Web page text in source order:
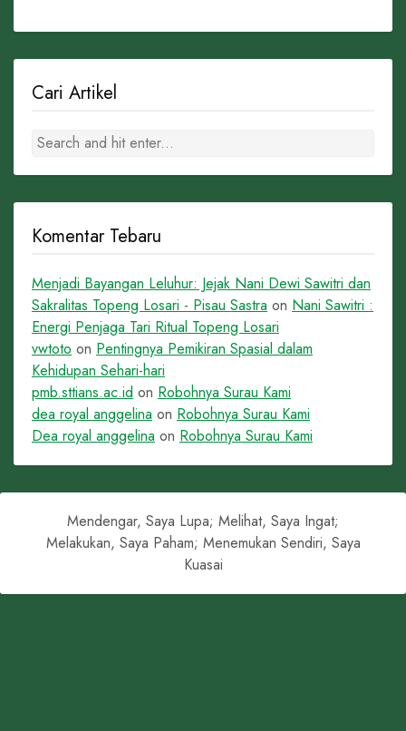
Cari Artikel
Komentar Tebaru
Menjadi Bayangan Leluhur: Jejak Nani Dewi Sawitri dan
Sakralitas Topeng Losari - Pisau Sastra on Nani Sawitri :
Energi Penjaga Tari Ritual Topeng Losari
vwtoto on Pentingnya Pemikiran Spasial dalam
Kehidupan Sehari-hari
pmb.sttians.ac.id on Robohnya Surau Kami
dea royal anggelina on Robohnya Surau Kami
Dea royal anggelina on Robohnya Surau Kami
Mendengar, Saya Lupa; Melihat, Saya Ingat;
Melakukan, Saya Paham; Menemukan Sendiri, Saya
Kuasai